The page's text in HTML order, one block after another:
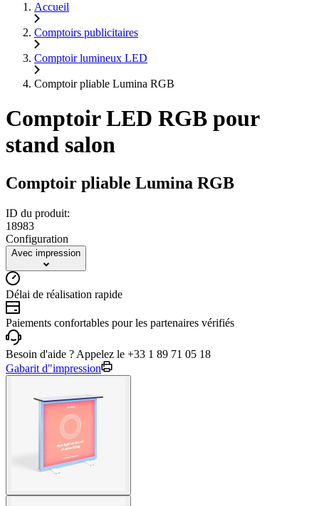
Accueil
Comptoirs publicitaires
Comptoir lumineux LED
Comptoir pliable Lumina RGB
Comptoir LED RGB pour
stand salon
Comptoir pliable Lumina RGB
ID du produit:
18983
Configuration
Avec impression
Délai de réalisation rapide
Paiements confortables pour les partenaires vérifiés
Besoin d'aide ? Appelez le +33 1 89 71 05 18
Gabarit d"impression